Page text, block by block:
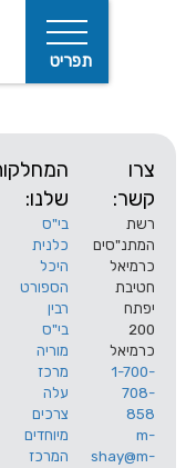
המחלקות
שלנו:
בי"ס
כלנית
היכל
הספורט
רבין
בי"ס
מוריה
מרכז
עלה
צרכים
מיוחדים
המרכז
תוכן
מרכזי:
דף בית
אודות
מי אנחנו
הסדרי
נגישות
פיזיים
באתר
המרכז
הקהילתי
השלוחות
שלנו
רבין